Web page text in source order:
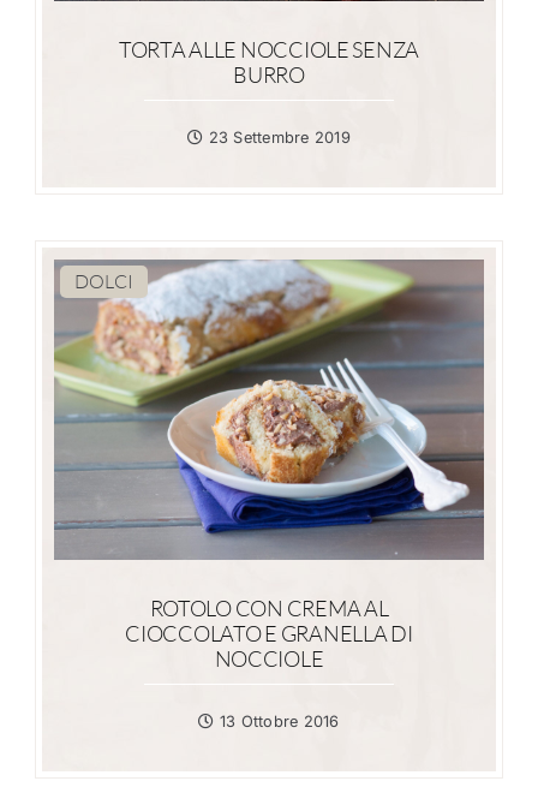
TORTA ALLE NOCCIOLE SENZA
BURRO
23 Settembre 2019
DOLCI
ROTOLO CON CREMA AL
CIOCCOLATO E GRANELLA DI
NOCCIOLE
13 Ottobre 2016